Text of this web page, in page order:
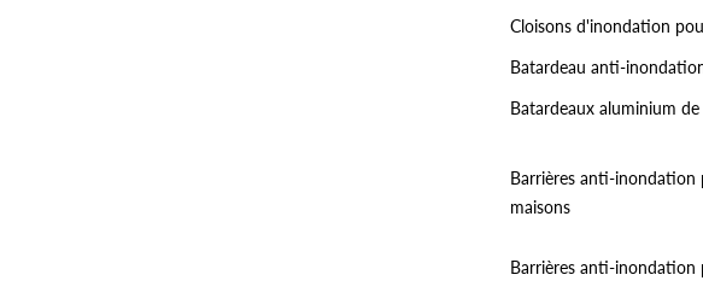
Cloisons d'inondation
Batardeau anti-
Batardeaux aluminium
Barrières anti-inondation
maisons
Barrières anti-inondation